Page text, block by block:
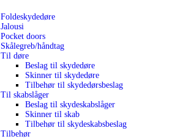
Foldeskydedøre
Jalousi
Pocket doors
Skålegreb/håndtag
Til døre
Beslag til skydedøre
Skinner til skydedøre
Tilbehør til skydedørsbeslag
Til skabslåger
Beslag til skydeskabslåger
Skinner til skab
Tilbehør til skydeskabsbeslag
Tilbehør